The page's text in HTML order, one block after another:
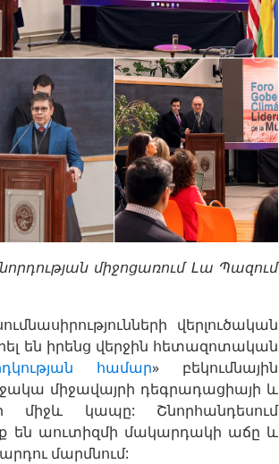
միջոցառում Լա Պազում
վերլուծական
են իրենց վերջին հետազոտական
համար» բեկումնային
միջավայրի դեգրադացիայի և
միջև կապը: Շնորհանդեսում
են աուտիզմի մակարդակի աճը և
մարմնում: